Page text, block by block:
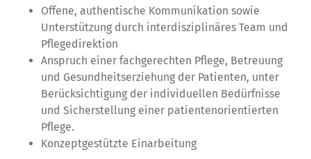
Offene, authentische Kommunikation sowie
Unterstützung durch interdisziplinäres Team und
Pflegedirektion
Anspruch einer fachgerechten Pflege, Betreuung
und Gesundheitserziehung der Patienten, unter
Berücksichtigung der individuellen Bedürfnisse
und Sicherstellung einer patientenorientierten
Pflege.
Konzeptgestützte Einarbeitung